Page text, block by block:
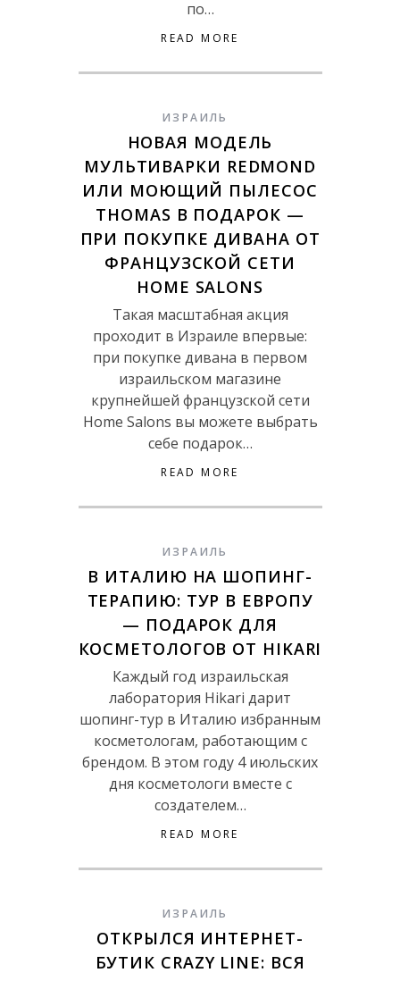
по…
READ MORE
ИЗРАИЛЬ
НОВАЯ МОДЕЛЬ
МУЛЬТИВАРКИ REDMOND
ИЛИ МОЮЩИЙ ПЫЛЕСОС
THOMAS В ПОДАРОК —
ПРИ ПОКУПКЕ ДИВАНА ОТ
ФРАНЦУЗСКОЙ СЕТИ
HOME SALONS
Такая масштабная акция
проходит в Израиле впервые:
при покупке дивана в первом
израильском магазине
крупнейшей французской сети
Home Salons вы можете выбрать
себе подарок…
READ MORE
ИЗРАИЛЬ
В ИТАЛИЮ НА ШОПИНГ-
ТЕРАПИЮ: ТУР В ЕВРОПУ
— ПОДАРОК ДЛЯ
КОСМЕТОЛОГОВ ОТ HIKARI
Каждый год израильская
лаборатория Hikari дарит
шопинг-тур в Италию избранным
косметологам, работающим с
брендом. В этом году 4 июльских
дня косметологи вместе с
создателем…
READ MORE
ИЗРАИЛЬ
ОТКРЫЛСЯ ИНТЕРНЕТ-
БУТИК CRAZY LINE: ВСЯ